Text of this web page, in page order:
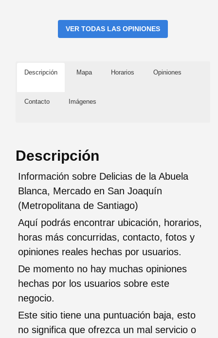
VER TODAS LAS OPINIONES
Descripción Mapa Horarios Opiniones
Contacto Imágenes
Descripción
Información sobre Delicias de la Abuela
Blanca, Mercado en San Joaquín
(Metropolitana de Santiago)
Aquí podrás encontrar ubicación, horarios,
horas más concurridas, contacto, fotos y
opiniones reales hechas por usuarios.
De momento no hay muchas opiniones
hechas por los usuarios sobre este
negocio.
Este sitio tiene una puntuación baja, esto
no significa que ofrezca un mal servicio o